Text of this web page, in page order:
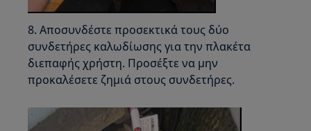
8. Αποσυνδέστε προσεκτικά τους δύο
συνδετήρες καλωδίωσης για την πλακέτα
διεπαφής χρήστη. Προσέξτε να μην
προκαλέσετε ζημιά στους συνδετήρες.